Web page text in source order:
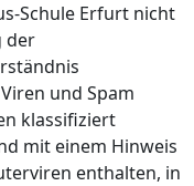
Schule Erfurt nicht
der
und Spam
klassifiziert
mit einem Hinweis
enthalten, in